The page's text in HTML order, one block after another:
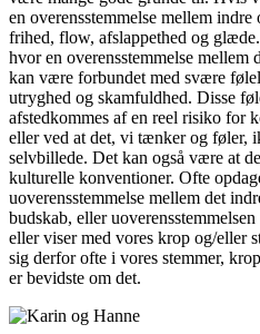
en overensstemmelse mellem
frihed, flow, afslappethed og
hvor en overensstemmelse
kan være forbundet med svære
utryghed og skamfuldhed. Disse
afstedkommes af en reel risiko for
eller ved at det, vi tænker og føler,
selvbillede. Det kan også være at
kulturelle konventioner. Ofte
uoverensstemmelse mellem det
budskab, eller
eller viser med vores krop og/eller
sig derfor ofte i vores stemmer,
er bevidste om det.